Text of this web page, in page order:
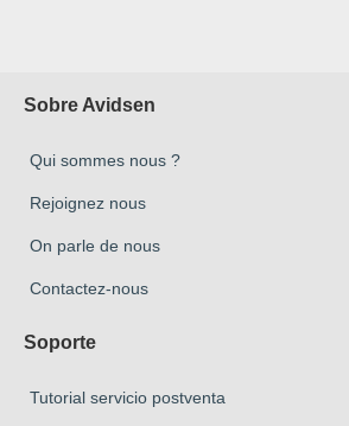
Sobre Avidsen
Qui sommes nous ?
Rejoignez nous
On parle de nous
Contactez-nous
Soporte
Tutorial servicio postventa